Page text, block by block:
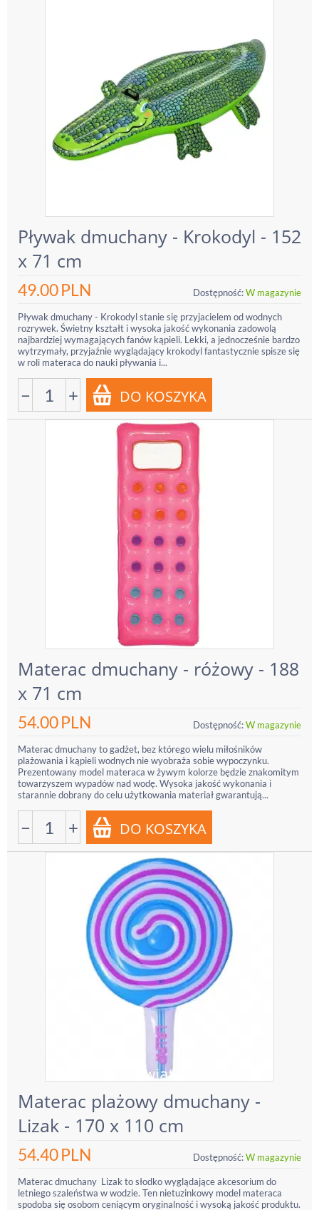
Pływak dmuchany - Krokodyl - 152
x 71 cm
49.00PLN Dostępność:W magazynie
Pływak dmuchany - Krokodyl stanie się przyjacielem od wodnych
rozrywek. Świetny kształt i wysoka jakość wykonania zadowolą
najbardziej wymagających fanów kąpieli. Lekki, a jednocześnie bardzo
wytrzymały, przyjaźnie wyglądający krokodyl fantastycznie spisze się
w roli materaca do nauki pływania i...
− +
Materac dmuchany - różowy - 188
x 71 cm
54.00PLN Dostępność:W magazynie
Materac dmuchany to gadżet, bez którego wielu miłośników
plażowania i kąpieli wodnych nie wyobraża sobie wypoczynku.
Prezentowany model materaca w żywym kolorze będzie znakomitym
towarzyszem wypadów nad wodę. Wysoka jakość wykonania i
starannie dobrany do celu użytkowania materiał gwarantują...
− +
Materac plażowy dmuchany -
Lizak - 170 x 110 cm
54.40PLN Dostępność:W magazynie
Materac dmuchany Lizak to słodko wyglądające akcesorium do
letniego szaleństwa w wodzie. Ten nietuzinkowy model materaca
spodoba się osobom ceniącym oryginalność i wysoką jakość produktu.